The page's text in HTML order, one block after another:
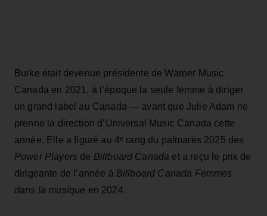
Burke était devenue présidente de Warner Music
Canada en 2021, à l’époque la seule femme à diriger
un grand label au Canada — avant que Julie Adam ne
prenne la direction d’Universal Music Canada cette
année. Elle a figuré au 4ᵉ rang du palmarès 2025 des
Power Players de Billboard Canada et a reçu le prix de
dirigeante de l’année à Billboard Canada Femmes
dans la musique en 2024.